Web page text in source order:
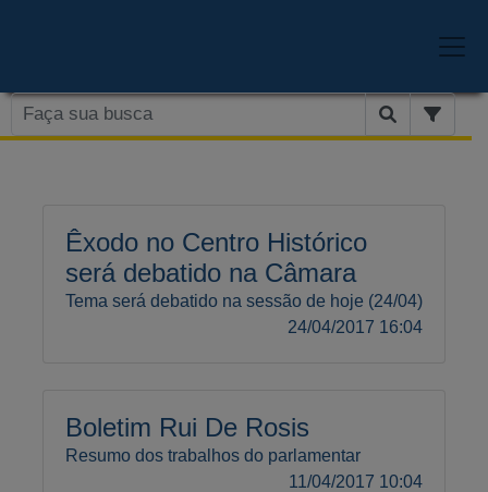
Êxodo no Centro Histórico
será debatido na Câmara
Tema será debatido na sessão de hoje (24/04)
24/04/2017 16:04
Boletim Rui De Rosis
Resumo dos trabalhos do parlamentar
11/04/2017 10:04